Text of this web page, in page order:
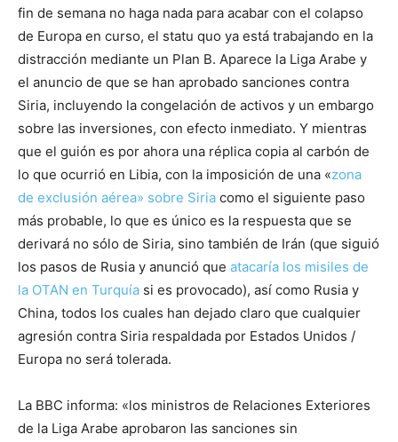
fin de semana no haga nada para acabar con el colapso
de Europa en curso, el statu quo ya está trabajando en la
distracción mediante un Plan B. Aparece la Liga Arabe y
el anuncio de que se han aprobado sanciones contra
Siria, incluyendo la congelación de activos y un embargo
sobre las inversiones, con efecto inmediato. Y mientras
que el guión es por ahora una réplica copia al carbón de
lo que ocurrió en Libia, con la imposición de una «zona
de exclusión aérea» sobre Siria como el siguiente paso
más probable, lo que es único es la respuesta que se
derivará no sólo de Siria, sino también de Irán (que siguió
los pasos de Rusia y anunció que atacaría los misiles de
la OTAN en Turquía si es provocado), así como Rusia y
China, todos los cuales han dejado claro que cualquier
agresión contra Siria respaldada por Estados Unidos /
Europa no será tolerada.
La BBC informa: «los ministros de Relaciones Exteriores
de la Liga Arabe aprobaron las sanciones sin